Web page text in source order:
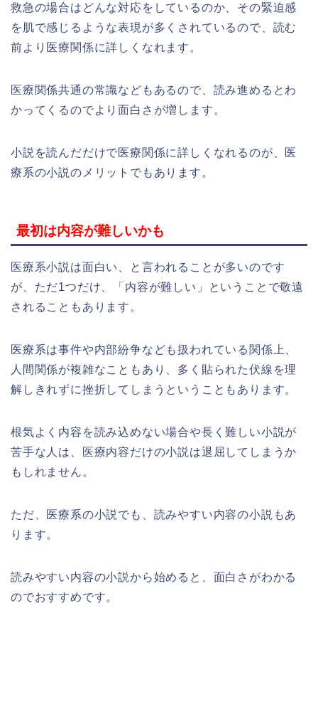
救急の場合はどんな対応をしているのか、その緊迫感
を肌で感じるような表現が多くされているので、読む
前より医療関係に詳しくなれます。
医療関係共通の常識などもあるので、読み進めるとわ
かってくるのでより面白さが増します。
小説を読んだだけで医療関係に詳しくなれるのが、医
療系の小説のメリットでもあります。
最初は内容が難しいかも
医療系小説は面白い、と言われることが多いのです
が、ただ1つだけ、「内容が難しい」ということで敬遠
されることもあります。
医療系は事件や内部紛争なども扱われている関係上、
人間関係が複雑なこともあり、多く貼られた伏線を理
解しきれずに挫折してしまうということもあります。
根気よく内容を読み込めない場合や長く難しい小説が
苦手な人は、医療内容だけの小説は退屈してしまうか
もしれません。
ただ、医療系の小説でも、読みやすい内容の小説もあ
ります。
読みやすい内容の小説から始めると、面白さがわかる
のでおすすめです。